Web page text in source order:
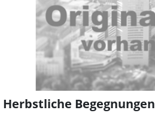
Herbstliche Begegnungen